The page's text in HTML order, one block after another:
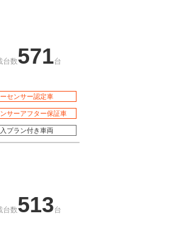
台数571台
センサー認定車
サーアフター保証車
プラン付き車両
台数513台